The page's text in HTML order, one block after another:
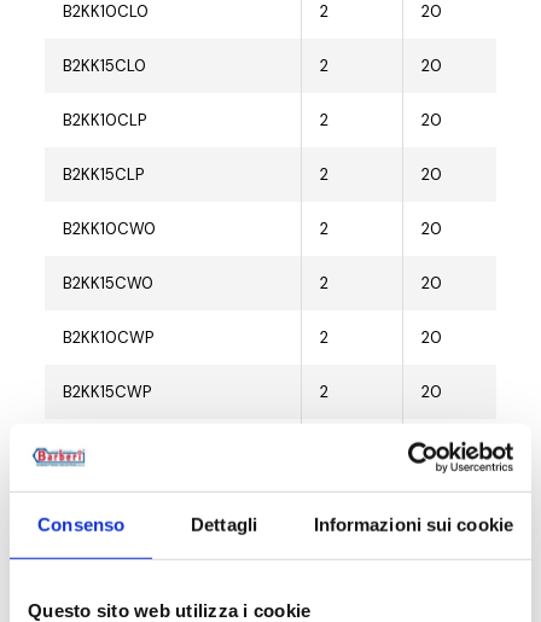
Consenso Dettagli Informazioni sui cookie
Questo sito web utilizza i cookie
B2KK10CL0 2 20
B2KK15CL0 2 20
B2KK10CLP 2 20
B2KK15CLP 2 20
B2KK10CW0 2 20
B2KK15CW0 2 20
B2KK10CWP 2 20
B2KK15CWP 2 20
B2KK10WB0 20
B2KK10WBP 2 20
B2KK15WBP